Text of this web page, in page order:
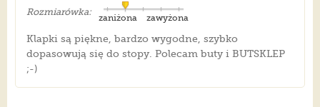
Rozmiarówka:
zawyżona
zaniżona
Klapki są piękne, bardzo wygodne, szybko
dopasowują się do stopy. Polecam buty i BUTSKLEP
;-)